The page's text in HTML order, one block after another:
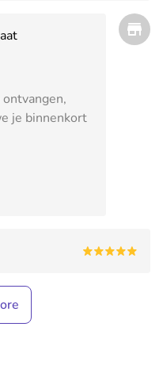
je binnenkort